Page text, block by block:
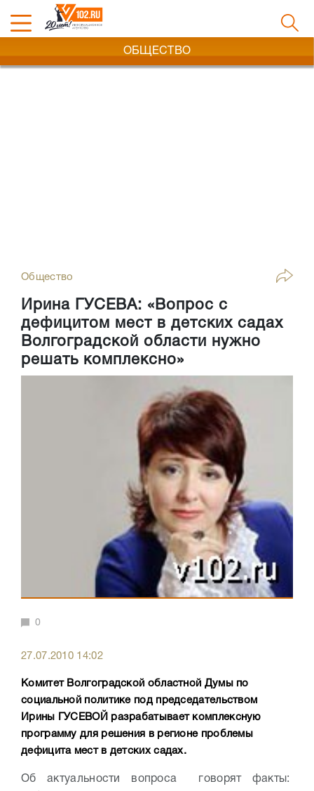
ОБЩЕСТВО
Общество
Ирина ГУСЕВА: «Вопрос с
дефицитом мест в детских садах
Волгоградской области нужно
решать комплексно»
0
27.07.2010 14:02
Комитет Волгоградской областной Думы по
социальной политике под председательством
Ирины ГУСЕВОЙ разрабатывает комплексную
программу для решения в регионе проблемы
дефицита мест в детских садах.
Об актуальности вопроса говорят факты: